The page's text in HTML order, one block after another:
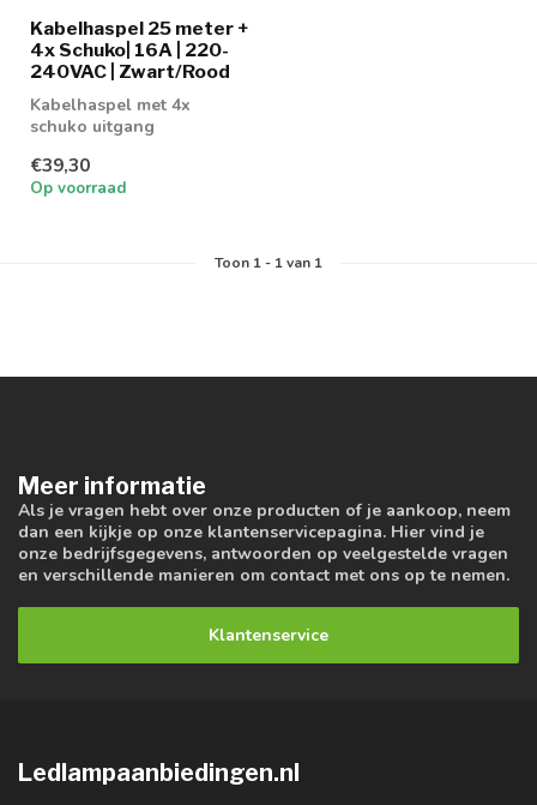
Kabelhaspel 25 meter +
4x Schuko| 16A | 220-
240VAC | Zwart/Rood
Kabelhaspel met 4x
schuko uitgang
€39,30
Op voorraad
Toon 1- 1van 1
Meer informatie
Als je vragen hebt over onze producten of je aankoop, neem
dan een kijkje op onze klantenservicepagina. Hier vind je
onze bedrijfsgegevens, antwoorden op veelgestelde vragen
en verschillende manieren om contact met ons op te nemen.
Klantenservice
Ledlampaanbiedingen.nl